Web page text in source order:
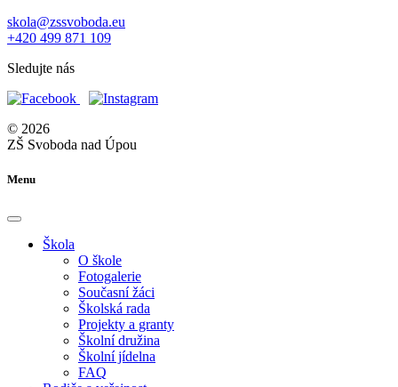
skola@zssvoboda.eu
+420 499 871 109
Sledujte nás
© 2026
ZŠ Svoboda nad Úpou
Menu
Škola
O škole
Fotogalerie
Současní žáci
Školská rada
Projekty a granty
Školní družina
Školní jídelna
FAQ